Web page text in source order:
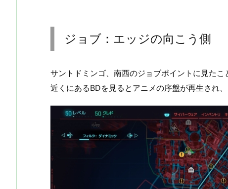
ジョブ：エッジの向こう側
サントドミンゴ、南西のジョブポイントに見たこ
近くにあるBDを見るとアニメの序盤が再生され、